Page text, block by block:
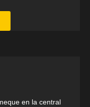
en la central